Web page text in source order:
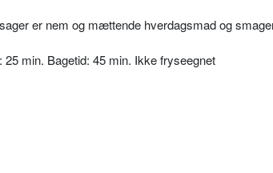
er nem og mættende hverdagsmad og
25 min. Bagetid: 45 min. Ikke fryseegnet